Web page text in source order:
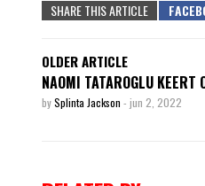
SHARE THIS ARTICLE
OLDER ARTICLE
NAOMI TATAROGLU KEERT
bySplinta Jackson - jun 2, 2022